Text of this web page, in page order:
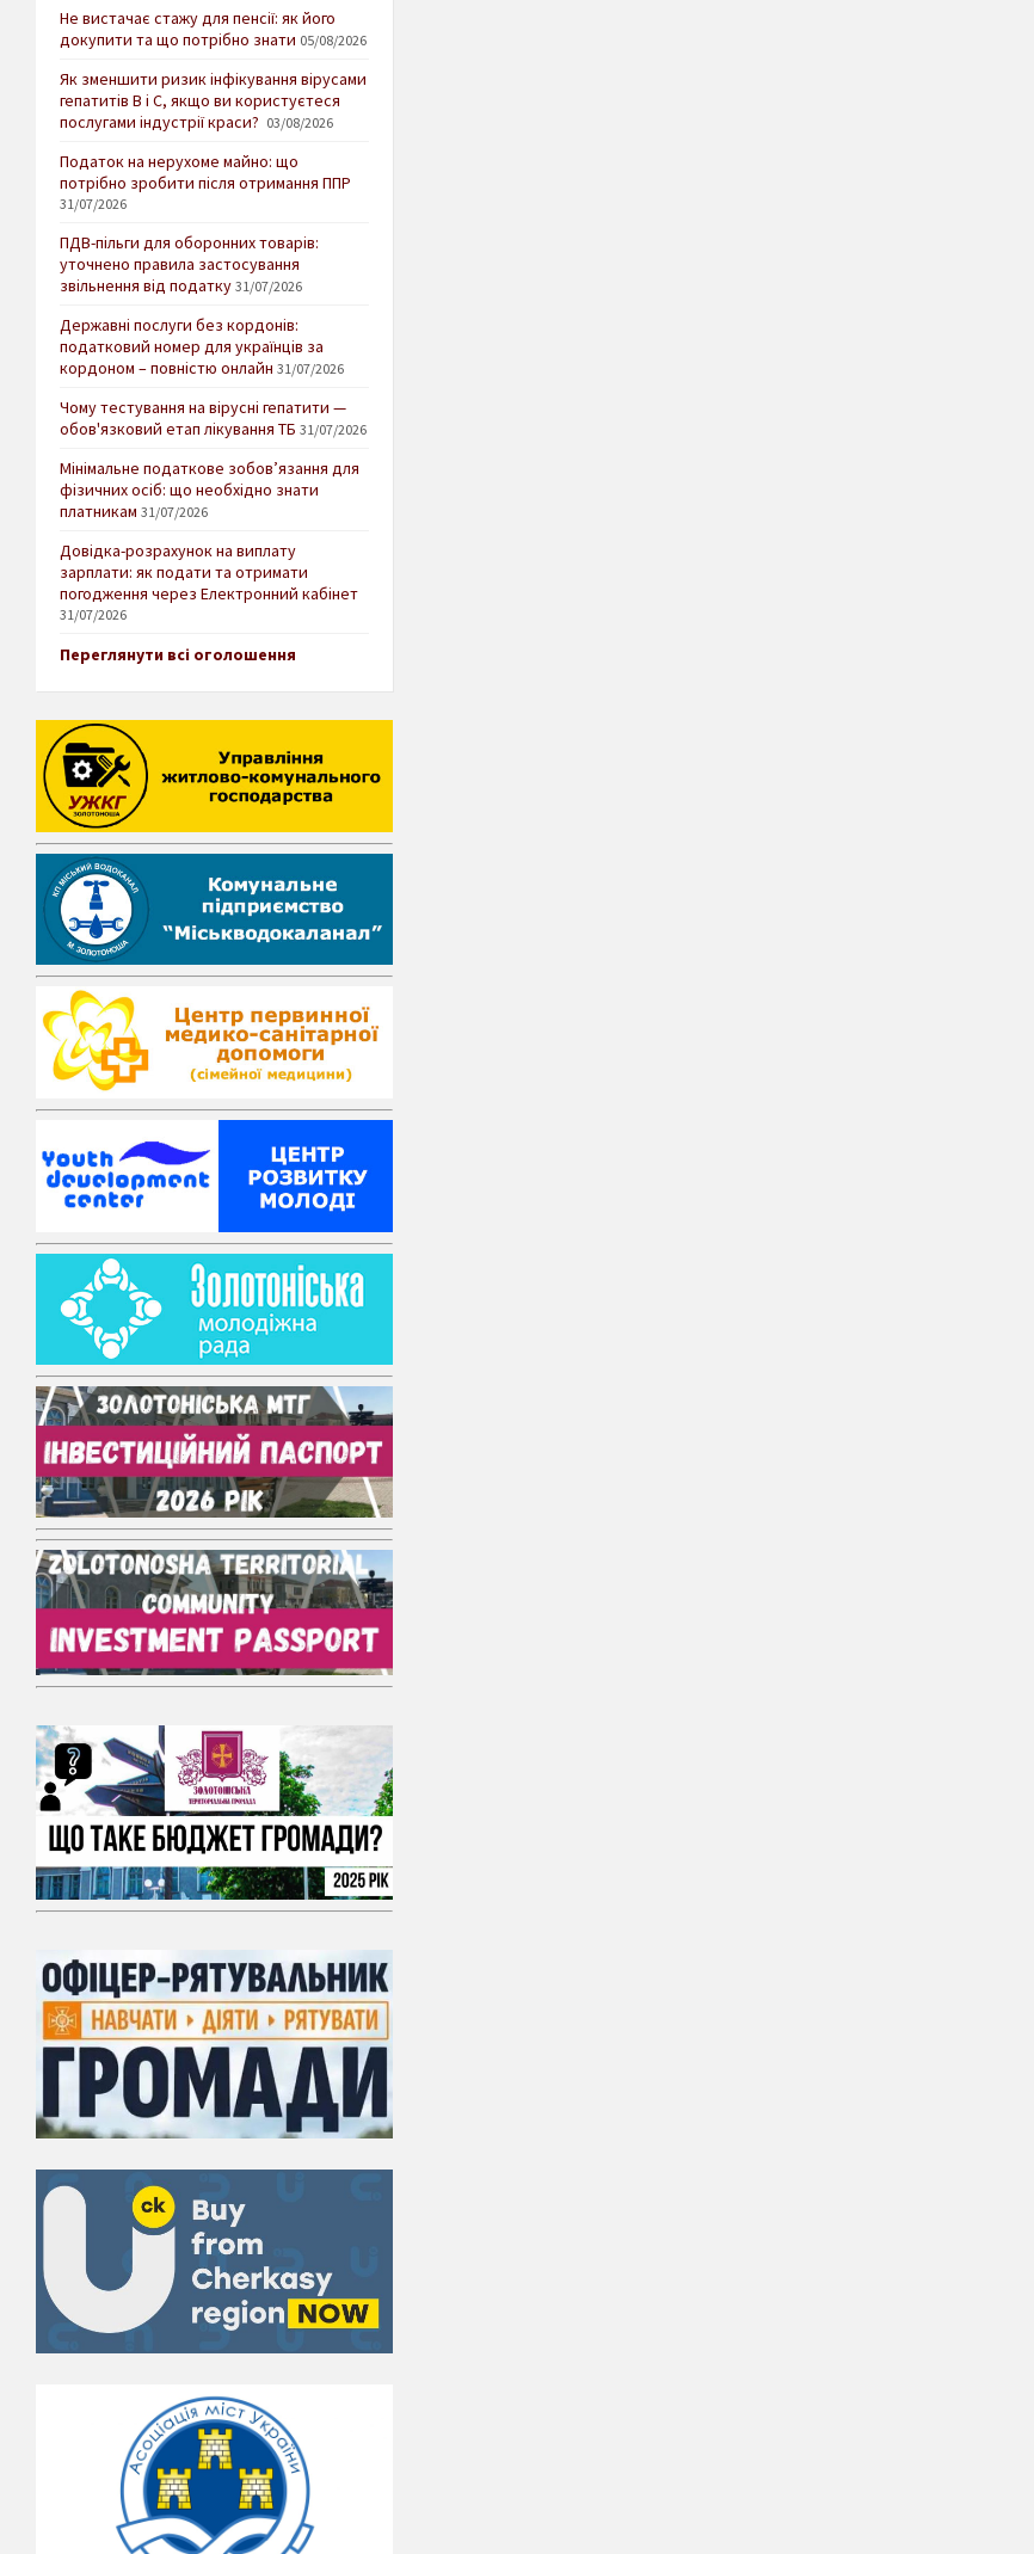
Не вистачає стажу для пенсії: як його
докупити та що потрібно знати 05/08/2026
Як зменшити ризик інфікування вірусами
гепатитів В і С, якщо ви користуєтеся
послугами індустрії краси? 03/08/2026
Податок на нерухоме майно: що
потрібно зробити після отримання ППР
31/07/2026
ПДВ-пільги для оборонних товарів:
уточнено правила застосування
звільнення від податку 31/07/2026
Державні послуги без кордонів:
податковий номер для українців за
кордоном – повністю онлайн 31/07/2026
Чому тестування на вірусні гепатити —
обов'язковий етап лікування ТБ 31/07/2026
Мінімальне податкове зобов’язання для
фізичних осіб: що необхідно знати
платникам 31/07/2026
Довідка-розрахунок на виплату
зарплати: як подати та отримати
погодження через Електронний кабінет
31/07/2026
Переглянути всі оголошення